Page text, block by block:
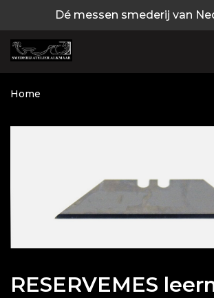
Dé messen smederij van
Home
RESERVEMES